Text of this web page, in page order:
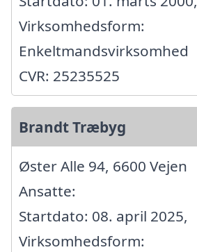
Virksomhedsform:
Enkeltmandsvirksomhed
CVR: 25235525
Brandt Træbyg
Øster Alle 94, 6600 Vejen
Ansatte:
Startdato: 08. april 2025,
Virksomhedsform: